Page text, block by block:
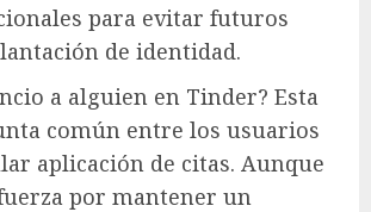
para evitar futuros
de identidad.
a alguien en Tinder? Esta
común entre los usuarios
aplicación de citas. Aunque
por mantener un